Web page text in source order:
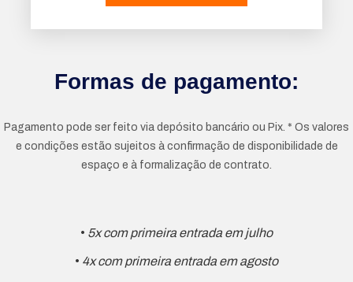
Formas de pagamento:
Pagamento pode ser feito via depósito bancário ou Pix. * Os valores
e condições estão sujeitos à confirmação de disponibilidade de
espaço e à formalização de contrato.
• 5x com primeira entrada em julho
• 4x com primeira entrada em agosto